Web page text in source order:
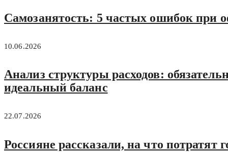
Самозанятость: 5 частых ошибок при
10.06.2026
Анализ структуры расходов:
идеальный баланс
22.07.2026
Россияне рассказали, на что потратят